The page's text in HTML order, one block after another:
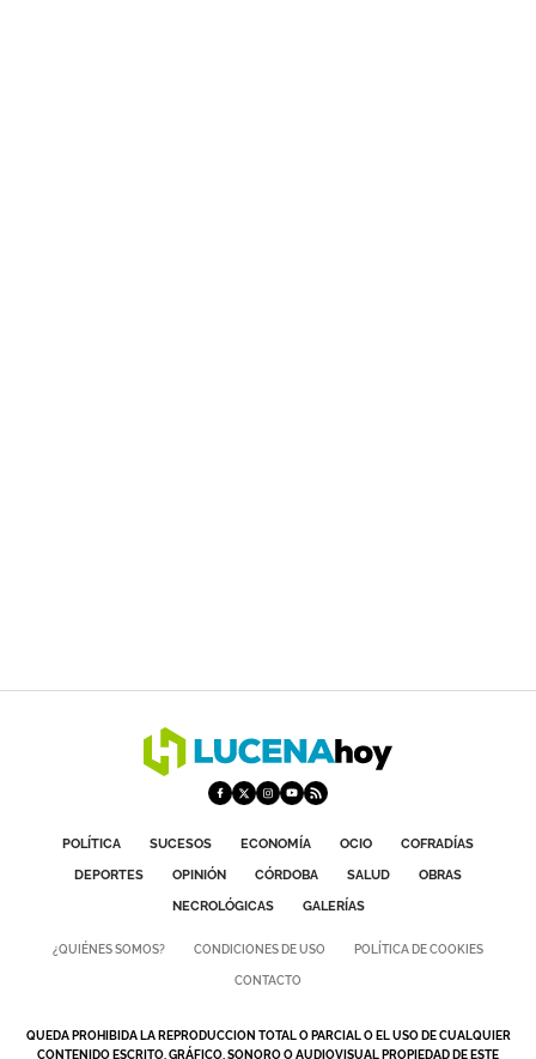
POLÍTICA SUCESOS ECONOMÍA OCIO
COFRADÍAS
DEPORTES
OPINIÓN CÓRDOBA SALUD
OBRAS
NECROLÓGICAS
GALERÍAS
¿QUIÉNES SOMOS? CONDICIONES DE USO POLÍTICA DE COOKIES
CONTACTO
QUEDA PROHIBIDA LA REPRODUCCION TOTAL O PARCIAL O EL USO DE CUALQUIER
CONTENIDO ESCRITO, GRÁFICO, SONORO O AUDIOVISUAL PROPIEDAD DE ESTE